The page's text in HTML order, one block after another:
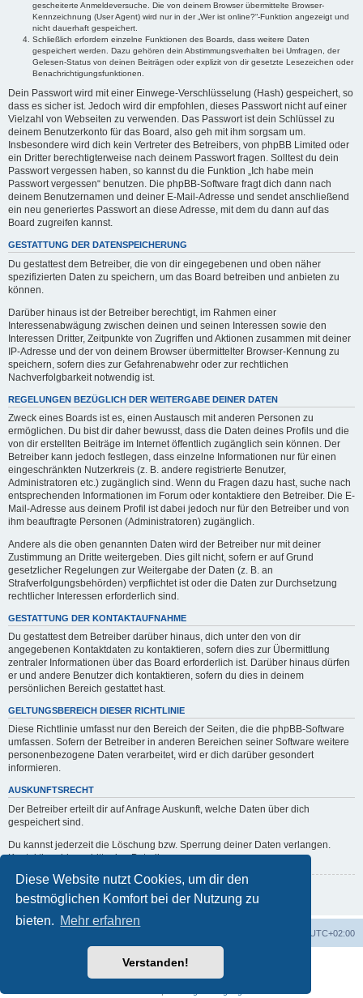
Diese Website nutzt Cookies, um dir den
bestmöglichen Komfort bei der Nutzung zu
bieten. Mehr erfahren
Verstanden!
gescheiterte Anmeldeversuche. Die von deinem Browser übermittelte Browser-
Kennzeichnung (User Agent) wird nur in der „Wer ist online?“-Funktion angezeigt und
nicht dauerhaft gespeichert.
Schließlich erfordern einzelne Funktionen des Boards, dass weitere Daten
gespeichert werden. Dazu gehören dein Abstimmungsverhalten bei Umfragen, der
Gelesen-Status von deinen Beiträgen oder explizit von dir gesetzte Lesezeichen oder
Benachrichtigungsfunktionen.
Dein Passwort wird mit einer Einwege-Verschlüsselung (Hash) gespeichert, so
dass es sicher ist. Jedoch wird dir empfohlen, dieses Passwort nicht auf einer
Vielzahl von Webseiten zu verwenden. Das Passwort ist dein Schlüssel zu
deinem Benutzerkonto für das Board, also geh mit ihm sorgsam um.
Insbesondere wird dich kein Vertreter des Betreibers, von phpBB Limited oder
ein Dritter berechtigterweise nach deinem Passwort fragen. Solltest du dein
Passwort vergessen haben, so kannst du die Funktion „Ich habe mein
Passwort vergessen“ benutzen. Die phpBB-Software fragt dich dann nach
deinem Benutzernamen und deiner E-Mail-Adresse und sendet anschließend
ein neu generiertes Passwort an diese Adresse, mit dem du dann auf das
Board zugreifen kannst.
GESTATTUNG DER DATENSPEICHERUNG
Du gestattest dem Betreiber, die von dir eingegebenen und oben näher
spezifizierten Daten zu speichern, um das Board betreiben und anbieten zu
können.
Darüber hinaus ist der Betreiber berechtigt, im Rahmen einer
Interessenabwägung zwischen deinen und seinen Interessen sowie den
Interessen Dritter, Zeitpunkte von Zugriffen und Aktionen zusammen mit deiner
IP-Adresse und der von deinem Browser übermittelter Browser-Kennung zu
speichern, sofern dies zur Gefahrenabwehr oder zur rechtlichen
Nachverfolgbarkeit notwendig ist.
REGELUNGEN BEZÜGLICH DER WEITERGABE DEINER DATEN
Zweck eines Boards ist es, einen Austausch mit anderen Personen zu
ermöglichen. Du bist dir daher bewusst, dass die Daten deines Profils und die
von dir erstellten Beiträge im Internet öffentlich zugänglich sein können. Der
Betreiber kann jedoch festlegen, dass einzelne Informationen nur für einen
eingeschränkten Nutzerkreis (z. B. andere registrierte Benutzer,
Administratoren etc.) zugänglich sind. Wenn du Fragen dazu hast, suche nach
entsprechenden Informationen im Forum oder kontaktiere den Betreiber. Die E-
Mail-Adresse aus deinem Profil ist dabei jedoch nur für den Betreiber und von
ihm beauftragte Personen (Administratoren) zugänglich.
Andere als die oben genannten Daten wird der Betreiber nur mit deiner
Zustimmung an Dritte weitergeben. Dies gilt nicht, sofern er auf Grund
gesetzlicher Regelungen zur Weitergabe der Daten (z. B. an
Strafverfolgungsbehörden) verpflichtet ist oder die Daten zur Durchsetzung
rechtlicher Interessen erforderlich sind.
GESTATTUNG DER KONTAKTAUFNAHME
Du gestattest dem Betreiber darüber hinaus, dich unter den von dir
angegebenen Kontaktdaten zu kontaktieren, sofern dies zur Übermittlung
zentraler Informationen über das Board erforderlich ist. Darüber hinaus dürfen
er und andere Benutzer dich kontaktieren, sofern du dies in deinem
persönlichen Bereich gestattet hast.
GELTUNGSBEREICH DIESER RICHTLINIE
Diese Richtlinie umfasst nur den Bereich der Seiten, die die phpBB-Software
umfassen. Sofern der Betreiber in anderen Bereichen seiner Software weitere
personenbezogene Daten verarbeitet, wird er dich darüber gesondert
informieren.
AUSKUNFTSRECHT
Der Betreiber erteilt dir auf Anfrage Auskunft, welche Daten über dich
gespeichert sind.
Du kannst jederzeit die Löschung bzw. Sperrung deiner Daten verlangen.
Kontaktiere hierzu bitte den Betreiber.
Zurück zur vorherigen Seite
UTC+02:00
Powered byphpBB® Forum Software © phpBB Limited
phpBB.de